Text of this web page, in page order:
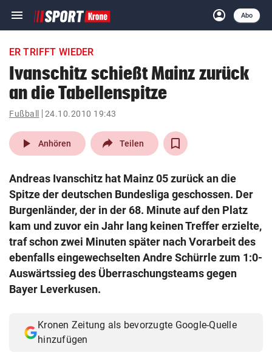
menu Navigation
ein-/ausklappen
account_circle
Anmelden
Abo
close Schließen
account_circle Anmelden
pin_drop
Wien arrow_right
search
Suchbegriff
eingeben
© Krone Multimedia GmbH & Co KG 2026
Muthgasse 2, 1190 Wien
ER TRIFFT WIEDER
Ivanschitz schießt Mainz zurück
an die Tabellenspitze
Fußball 24.10.2010 19:43
play_arrow Anhören Teilen
Andreas Ivanschitz hat Mainz 05 zurück an die
Spitze der deutschen Bundesliga geschossen. Der
Burgenländer, der in der 68. Minute auf den Platz
kam und zuvor ein Jahr lang keinen Treffer erzielte,
traf schon zwei Minuten später nach Vorarbeit des
ebenfalls eingewechselten Andre Schürrle zum 1:0-
Auswärtssieg des Überraschungsteams gegen
Bayer Leverkusen.
Kronen Zeitung als bevorzugte Google-Quelle
hinzufügen